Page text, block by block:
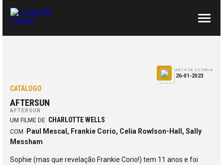
SOBRE NÓS
CONTACTOS
CATÁLOGO
AFTERSUN
AFTERSUN
DATA DE ESTREIA
26-01-2023
UM FILME DE CHARLOTTE WELLS
COM
Paul Mescal, Frankie Corio, Celia Rowlson-Hall, Sally
Messham
Sophie (mas que revelação Frankie Corio!) tem 11 anos e foi